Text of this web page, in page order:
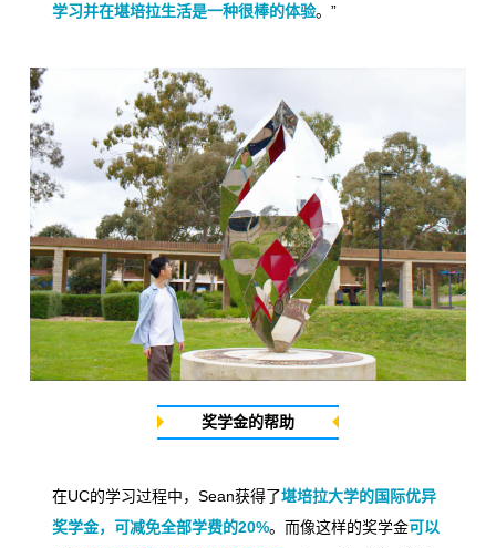
学习并在堪培拉生活是一种很棒的体验。 ”
奖学金的帮助
在UC的学习过程中， Sean获得了堪培拉大学的国际优异
奖学金，可减免全部学费的20%。而像这样的奖学金可以